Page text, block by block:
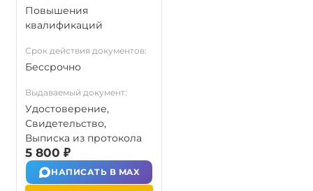
Повышения
квалификаций
Срок действия документов:
Бессрочно
Выдаваемый документ:
Удостоверение,
Свидетельство,
Выписка из протокола
5 800 ₽
НАПИСАТЬ В MAX